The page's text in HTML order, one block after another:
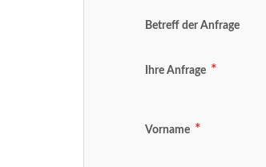
Betreff der Anfrage
Ihre Anfrage
Vorname